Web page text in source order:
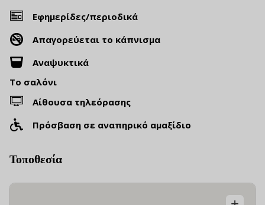
Εφημερίδες/περιοδικά
Απαγορεύεται το κάπνισμα
Αναψυκτικά
Το σαλόνι
Αίθουσα τηλεόρασης
Πρόσβαση σε αναπηρικό αμαξίδιο
Τοποθεσία